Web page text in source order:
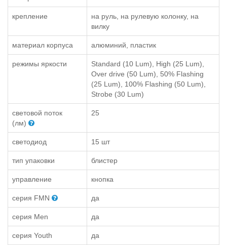
крепление
на руль, на рулевую колонку, на
вилку
материал корпуса алюминий, пластик
режимы яркости
Standard (10 Lum), High (25 Lum),
Over drive (50 Lum), 50% Flashing
(25 Lum), 100% Flashing (50 Lum),
Strobe (30 Lum)
световой поток
(лм)
25
светодиод 15 шт
тип упаковки блистер
управление кнопка
серия FMN да
серия Men да
серия Youth да